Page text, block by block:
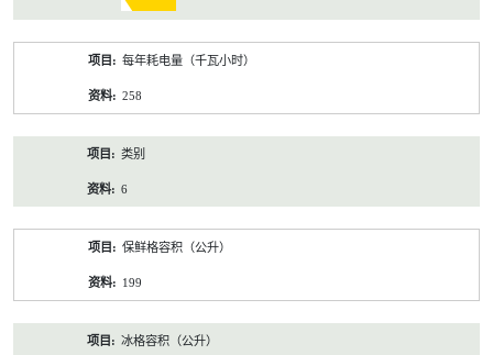
每年耗电量（千瓦小时）
258
类别
6
保鲜格容积（公升）
199
冰格容积（公升）